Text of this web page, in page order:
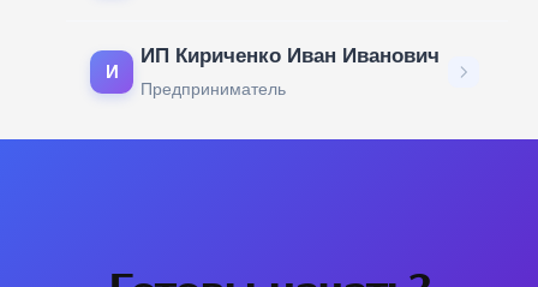
И
ИП Кириченко Иван Иванович
Предприниматель